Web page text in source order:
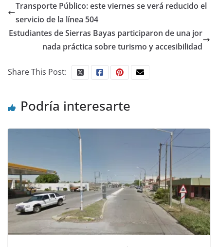
Transporte Público: este viernes se verá reducido el
servicio de la línea 504
Estudiantes de Sierras Bayas participaron de una jor
nada práctica sobre turismo y accesibilidad
Share This Post:
Podría interesarte